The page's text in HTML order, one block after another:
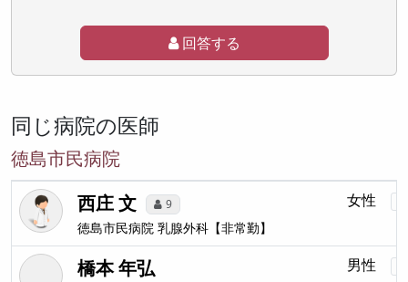
回答する
同じ病院の医師
徳島市民病院
西庄 文 9
徳島市民病院 乳腺外科【非常勤】
女性
橋本 年弘 男性